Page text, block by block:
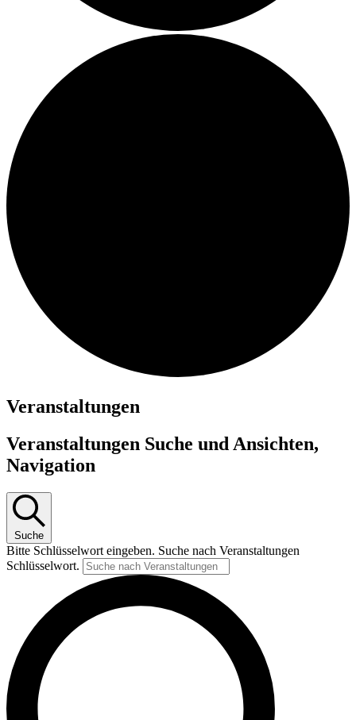
Veranstaltungen
Veranstaltungen Suche und Ansichten,
Navigation
Suche
Bitte Schlüsselwort eingeben. Suche nach Veranstaltungen
Schlüsselwort.